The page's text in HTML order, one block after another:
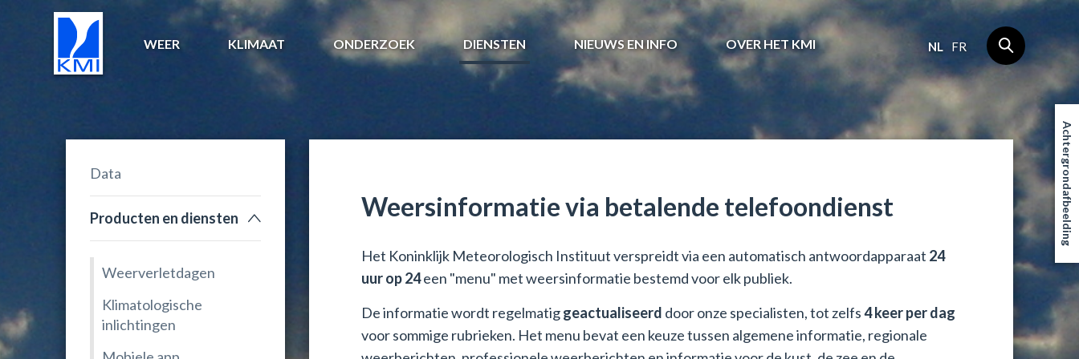
WEER KLIMAAT ONDERZOEK DIENSTEN NIEUWS EN INFO OVER HET KMI NL FR
Data
Producten en diensten
Weerverletdagen
Klimatologische
inlichtingen
Weersinformatie via betalende telefoondienst
Het Koninklijk Meteorologisch Instituut verspreidt via een automatisch antwoordapparaat 24
uur op 24een "menu" met weersinformatie bestemd voor elk publiek.
De informatie wordt regelmatiggeactualiseerd door onze specialisten, tot zelfs4 keer per dag
voor sommige rubrieken. Het menu bevat een keuze tussen algemene informatie, regionale
Achtergrondafbeelding